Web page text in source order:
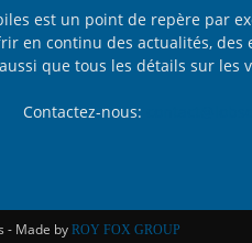
est un point de repère par
en continu des actualités,
aussi que tous les détails sur les
Contactez-nous:
- Made by ROY FOX GROUP